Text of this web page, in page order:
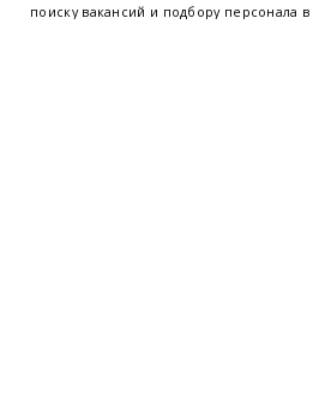
поиску вакансий и подбору персонала